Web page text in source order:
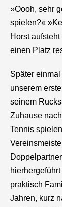
»Oooh, sehr
spielen?«
Horst
einen Platz
Später
unserem
seinem
Zuhause
Tennis
praktisch
Jahren, kurz